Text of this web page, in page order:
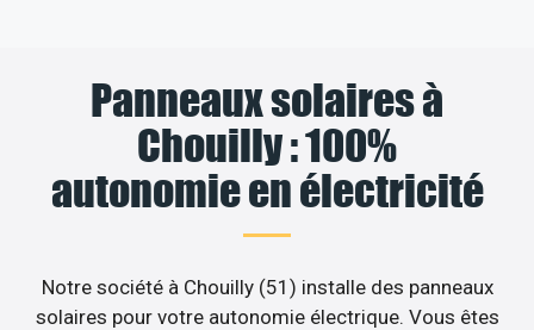
Panneaux solaires à
Chouilly : 100%
autonomie en électricité
Notre société à Chouilly (51) installe des panneaux
solaires pour votre autonomie électrique. Vous êtes